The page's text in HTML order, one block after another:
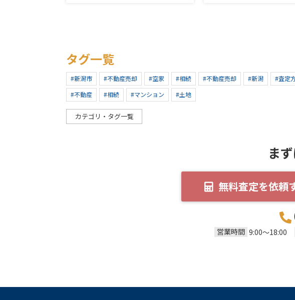
タグ一覧
#新潟市 #不動産売却 #空家 #相続 #不動産売却 #新潟 #査定
#不動産
#相続 #マンション #土地
カテゴリ・タグ一覧
ま
無料査定を依頼
営業時間 9:00～18:00